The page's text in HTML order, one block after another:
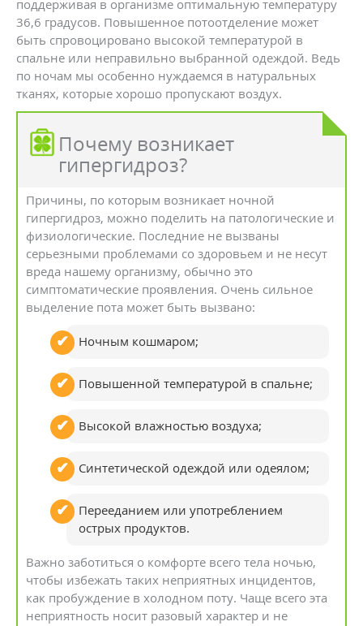
поддерживая в организме оптимальную температуру
36,6 градусов. Повышенное потоотделение может
быть спровоцировано высокой температурой в
спальне или неправильно выбранной одеждой. Ведь
по ночам мы особенно нуждаемся в натуральных
тканях, которые хорошо пропускают воздух.
Почему возникает
гипергидроз?
Причины, по которым возникает ночной
гипергидроз, можно поделить на патологические и
физиологические. Последние не вызваны
серьезными проблемами со здоровьем и не несут
вреда нашему организму, обычно это
симптоматические проявления. Очень сильное
выделение пота может быть вызвано:
Ночным кошмаром;
Повышенной температурой в спальне;
Высокой влажностью воздуха;
Синтетической одеждой или одеялом;
Перееданием или употреблением
острых продуктов.
Важно заботиться о комфорте всего тела ночью,
чтобы избежать таких неприятных инцидентов,
как пробуждение в холодном поту. Чаще всего эта
неприятность носит разовый характер и не